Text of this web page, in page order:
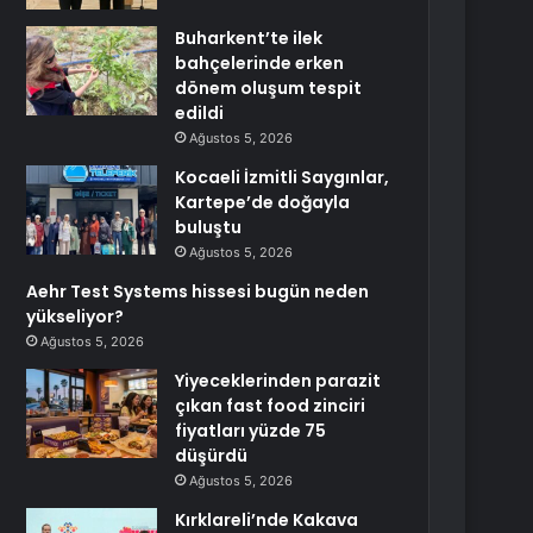
Buharkent’te ilek
bahçelerinde erken
dönem oluşum tespit
edildi
Ağustos 5, 2026
Kocaeli İzmitli Saygınlar,
Kartepe’de doğayla
buluştu
Ağustos 5, 2026
Aehr Test Systems hissesi bugün neden
yükseliyor?
Ağustos 5, 2026
Yiyeceklerinden parazit
çıkan fast food zinciri
fiyatları yüzde 75
düşürdü
Ağustos 5, 2026
Kırklareli’nde Kakava